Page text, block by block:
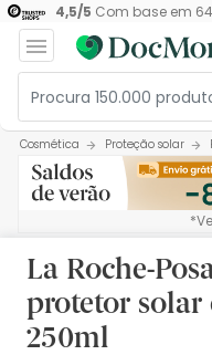
4,5/5 Com base em
Cosmética Proteção solar
La Roche-
protetor solar
250ml